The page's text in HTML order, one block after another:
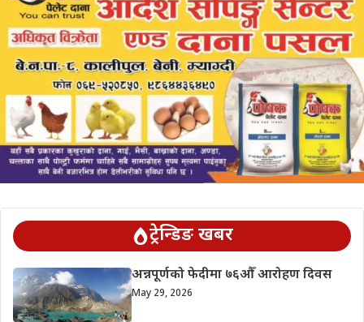
ट्रेन्डिङ खबर
अन्नपूर्णको फेदीमा ७६औँ आरोहण दिवस
May 29, 2026